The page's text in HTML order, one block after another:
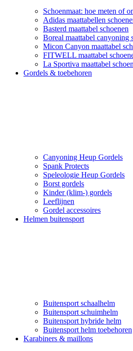
Schoenmaat: hoe meten of
Adidas maattabellen
Basterd maattabel schoenen
Boreal maattabel canyoning
Micon Canyon maattabel
FITWELL maattabel
La Sportiva maattabel
Gordels & toebehoren
Canyoning Heup Gordels
Spank Protects
Speleologie Heup Gordels
Borst gordels
Kinder (klim-) gordels
Leeflijnen
Gordel accessoires
Helmen buitensport
Buitensport schaalhelm
Buitensport schuimhelm
Buitensport hybride helm
Buitensport helm toebehoren
Karabiners & maillons